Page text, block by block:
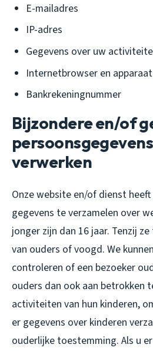
E-mailadres
IP-adres
Gegevens over uw
Internetbrowser en
Bankrekeningnummer
Bijzondere en/of
verwerken
Onze website en/of dienst
gegevens te verzamelen over
jonger zijn dan 16 jaar. Tenzij
van ouders of voogd. We
controleren of een bezoeker
ouders dan ook aan betrokken
activiteiten van hun kinderen,
er gegevens over kinderen
ouderlijke toestemming. Als u